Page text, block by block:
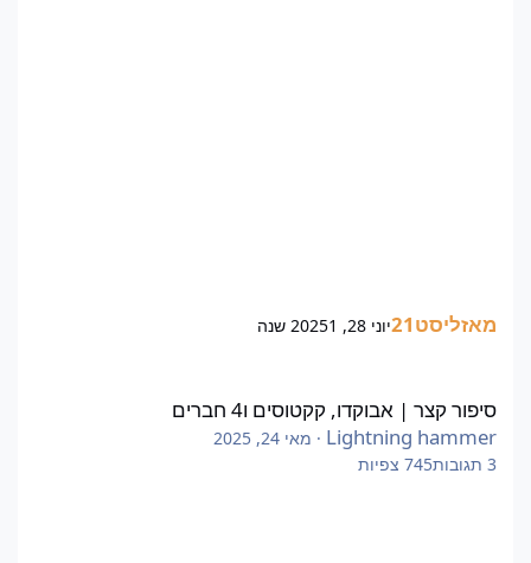
מאזליסט21 יוני 28, 2025
1 שנה
סיפור קצר | אבוקדו, קקטוסים ו4 חברים
Lightning hammer
· מאי 24, 2025
3 תגובות745 צפיות